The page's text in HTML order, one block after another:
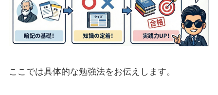
ここでは具体的な勉強法をお伝えします。